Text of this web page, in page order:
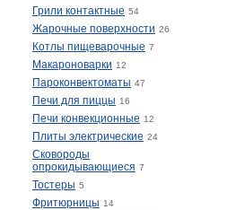
Грили контактные 54
Жарочные поверхности 26
Котлы пищеварочные 7
Макароноварки 12
Пароконвектоматы 47
Печи для пиццы 16
Печи конвекционные 12
Плиты электрические 24
Сковороды
опрокидывающиеся 7
Тостеры 5
Фритюрницы 14